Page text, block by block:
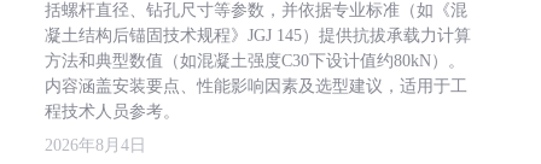
括螺杆直径、钻孔尺寸等参数，并依据专业标准（如《混
凝土结构后锚固技术规程》JGJ 145）提供抗拔承载力计算
方法和典型数值（如混凝土强度C30下设计值约80kN）。
内容涵盖安装要点、性能影响因素及选型建议，适用于工
程技术人员参考。
2026年8月4日